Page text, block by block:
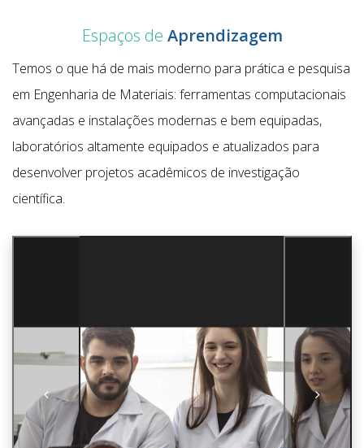
Espaços de Aprendizagem
Temos o que há de mais moderno para prática e pesquisa
em Engenharia de Materiais: ferramentas computacionais
avançadas e instalações modernas e bem equipadas,
laboratórios altamente equipados e atualizados para
desenvolver projetos acadêmicos de investigação
científica.